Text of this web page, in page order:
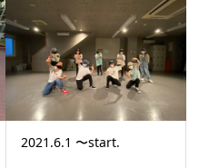
2021.6.1 〜start.